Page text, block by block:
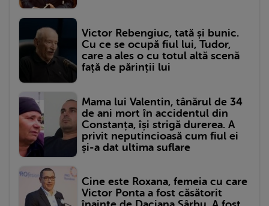
Victor Rebengiuc, tată și bunic.
Cu ce se ocupă fiul lui, Tudor,
care a ales o cu totul altă scenă
față de părinții lui
Mama lui Valentin, tânărul de 34
de ani mort în accidentul din
Constanța, își strigă durerea. A
privit neputincioasă cum fiul ei
și-a dat ultima suflare
Cine este Roxana, femeia cu care
Victor Ponta a fost căsătorit